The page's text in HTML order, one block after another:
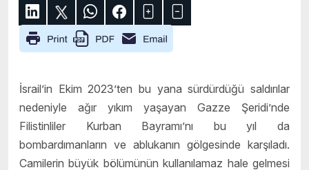
İsrail’in Ekim 2023’ten bu yana sürdürdüğü saldırılar
nedeniyle ağır yıkım yaşayan Gazze Şeridi’nde
Filistinliler Kurban Bayramı’nı bu yıl da
bombardımanların ve ablukanın gölgesinde karşıladı.
Camilerin büyük bölümünün kullanılamaz hale gelmesi